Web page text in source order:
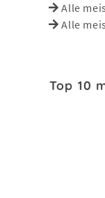
Alle
Alle
Top 10